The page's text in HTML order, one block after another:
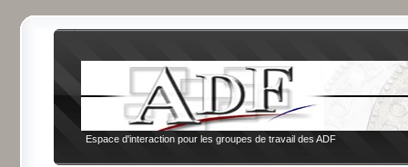
Espace d'interaction pour les groupes de travail des ADF